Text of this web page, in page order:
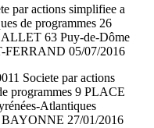
par actions simplifiee a
de programmes 26
63 Puy-de-Dôme
FERRAND 05/07/2016
Societe par actions
programmes 9 PLACE
Atlantiques
BAYONNE 27/01/2016